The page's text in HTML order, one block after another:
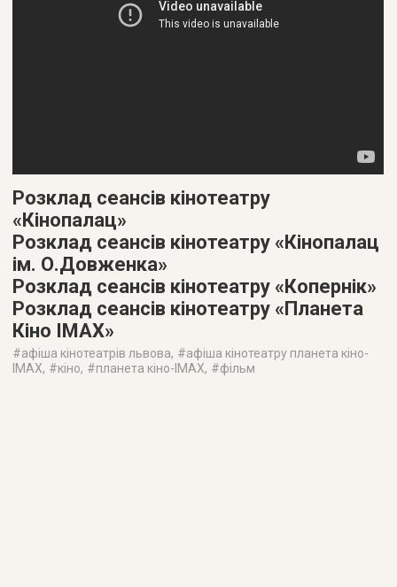
Розклад сеансів кінотеатру
«Кінопалац»
Розклад сеансів кінотеатру «Кінопалац
ім. О.Довженка»
Розклад сеансів кінотеатру «Копернік»
Розклад сеансів кінотеатру «Планета
Кіно IMAX»
#афіша кінотеатрів львова, #афіша кінотеатру планета кіно-
IMAX, #кіно, #планета кіно-IMAX, #фільм